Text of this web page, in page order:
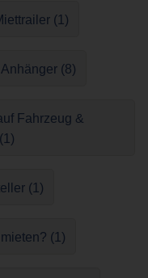
(1)
Anhänger (8)
Fahrzeug &
(1)
(1)